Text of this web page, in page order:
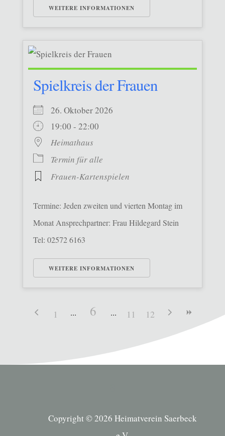
WEITERE INFORMATIONEN
Spielkreis der Frauen
26. Oktober 2026
19:00 - 22:00
Heimathaus
Termin für alle
Frauen-Kartenspielen
Termine: Jeden zweiten und vierten Montag im
Monat Ansprechpartner: Frau Hildegard Stein
Tel: 02572 6163
WEITERE INFORMATIONEN
1 6 11 12
Copyright © 2026 Heimatverein Saerbeck